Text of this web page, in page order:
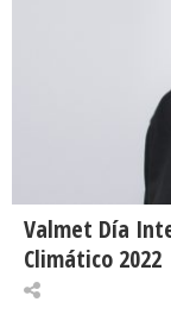
Valmet Día
Climático 2022